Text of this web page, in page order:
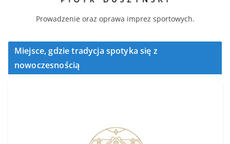
Prowadzenie oraz oprawa imprez sportowych.
Miejsce, gdzie tradycja spotyka się z
nowoczesnością